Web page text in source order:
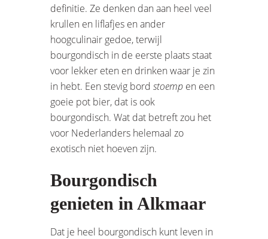
definitie. Ze denken dan aan heel veel
krullen en liflafjes en ander
hoogculinair gedoe, terwijl
bourgondisch in de eerste plaats staat
voor lekker eten en drinken waar je zin
in hebt. Een stevig bord stoemp en een
goeie pot bier, dat is ook
bourgondisch. Wat dat betreft zou het
voor Nederlanders helemaal zo
exotisch niet hoeven zijn.
Bourgondisch
genieten in Alkmaar
Dat je heel bourgondisch kunt leven in